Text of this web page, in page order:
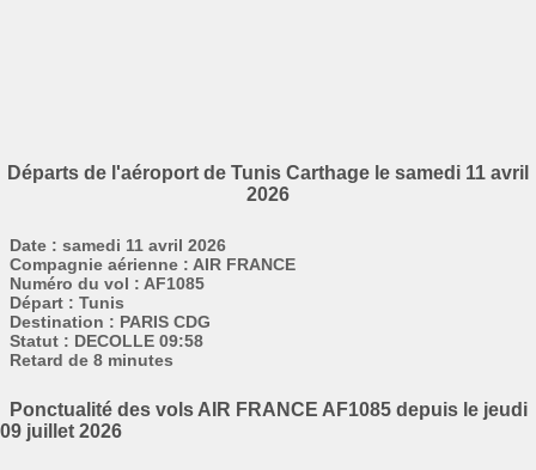
Départs de l'aéroport de Tunis Carthage le samedi 11 avril
2026
Date : samedi 11 avril 2026
Compagnie aérienne : AIR FRANCE
Numéro du vol : AF1085
Départ : Tunis
Destination : PARIS CDG
Statut : DECOLLE 09:58
Retard de 8 minutes
Ponctualité des vols AIR FRANCE AF1085 depuis le jeudi
09 juillet 2026